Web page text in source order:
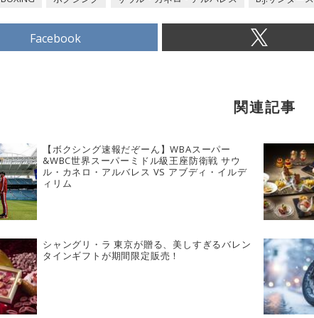
Facebook
関連記事
【ボクシング速報だぞーん】WBAスーパー
&WBC世界スーパーミドル級王座防衛戦 サウ
ル・カネロ・アルバレス VS アブディ・イルデ
ィリム
シャングリ・ラ 東京が贈る、美しすぎるバレン
タインギフトが期間限定販売！